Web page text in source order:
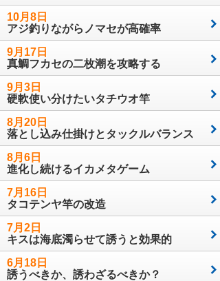
10月8日
アジ釣りながらノマセが高確率
9月17日
真鯛フカセの二枚潮を攻略する
9月3日
硬軟使い分けたいタチウオ竿
8月20日
落とし込み仕掛けとタックルバランス
8月6日
進化し続けるイカメタゲーム
7月16日
タコテンヤ竿の改造
7月2日
キスは海底濁らせて誘うと効果的
6月18日
誘うべきか、誘わざるべきか？